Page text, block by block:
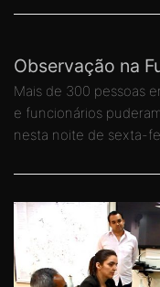
Observação na
Mais de 300 pessoas
e funcionários
nesta noite de sexta-